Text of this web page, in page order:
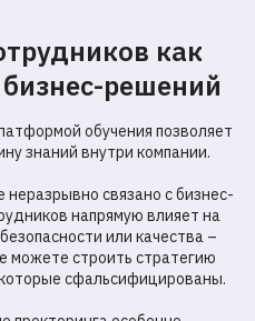
как
решений
обучения позволяет
знаний внутри компании.
неразрывно связано с бизнес-
напрямую влияет на
или качества –
можете строить стратегию
сфальсифицированы.
cookie